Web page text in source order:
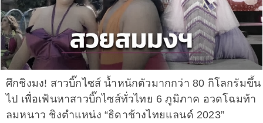
ศึกชิงมง! สาวบิ๊กไซส์ น้ำหนักตัวมากกว่า 80 กิโลกรัมขึ้น
ไป เพื่อเฟ้นหาสาวบิ๊กไซส์ทั่วไทย 6 ภูมิภาค อวดโฉมท้า
ลมหนาว ชิงตำแหน่ง “ธิดาช้างไทยแลนด์ 2023”